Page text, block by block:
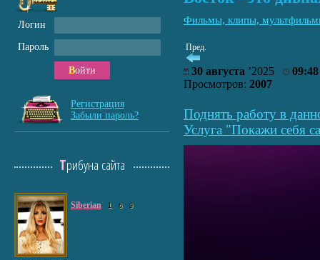
Фильмы, клипы,
Пред.
30 августа ’2025
09:48
Просмотров: 2007
Поднять работу в
Услуга "Покажи себя
Логин
Пароль
Войти
Регистрация
Забыли пароль?
Трибуна сайта
Siberian 1 6 9